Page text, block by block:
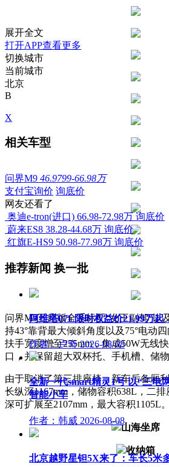
问界M9五座版全系标配“女王副驾”以
持43°靠背最大倾斜角度以及75°电动
扶手宽度增至255mm，集成50W无线
口，并保留超大双杯托、手机槽、储物
由于取消了第三排座椅，新车后备厢
长纵深1167mm，储物容积638L，二
深可扩展至2107mm，最大容积1105L。
山海坐席
收纳箱
展开全文
打开APP查看更多
切换城市
当前城市
北京
B
X
相关车型
问界M9 46.9799-66.98万
支付宝询价 询底价
网友还看了
奥迪e-tron(进口) 66.98-72.98万 询底价
蔚来ES8 38.28-44.68万 询底价
红旗E-HS9 50.98-77.98万 询底价
推荐新闻 换一批
阿维塔07L限时权益价21.99万起
作者：卢奇 2026-08-08
全新一代smart精灵1号 以“三电
智能小车
作者：韩威 2026-08-08
北京越野星钽5X来了：车长5米